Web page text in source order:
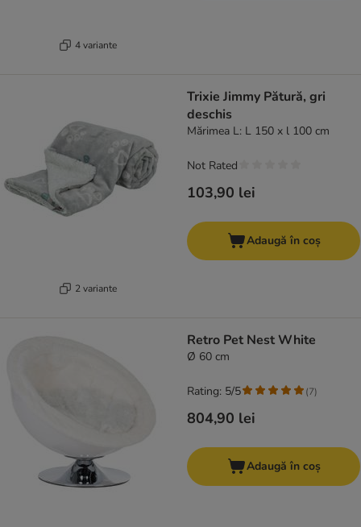
4 variante
2 variante
Trixie Jimmy Pătură, gri
deschis
Mărimea L: L 150 x l 100 cm
103,90 lei
Not Rated
Adaugă în coș
Retro Pet Nest White
Ø 60 cm
804,90 lei
Rating: 5/5 (7)
Adaugă în coș